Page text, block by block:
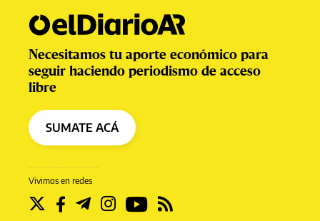
Vivimos en redes
Necesitamos tu aporte económico para
seguir haciendo periodismo de acceso
libre
SUMATE ACÁ